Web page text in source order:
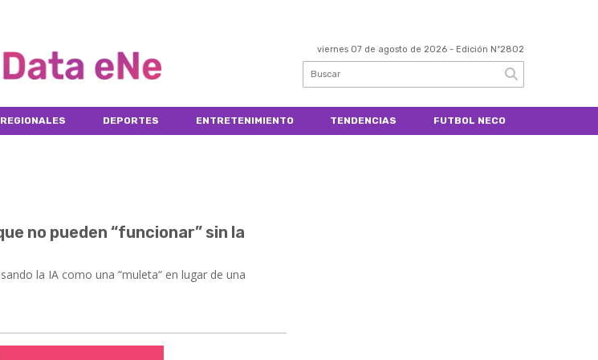
viernes 07 de agosto de 2026 - Edición Nº2802
REGIONALES DEPORTES ENTRETENIMIENTO TENDENCIAS FUTBOL NECO
no pueden “funcionar” sin la
la IA como una “muleta“ en lugar de una